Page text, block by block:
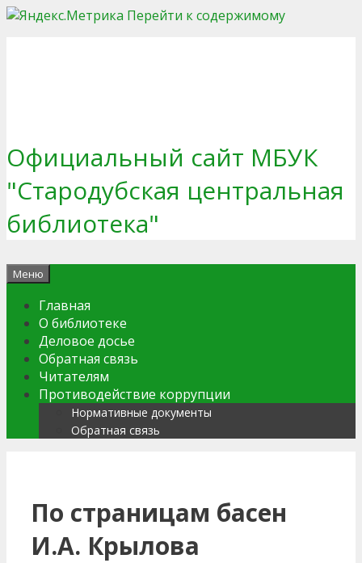
Перейти к содержимому
Официальный сайт МБУК
"Стародубская центральная
библиотека"
Меню
Главная
О библиотеке
Деловое досье
Обратная связь
Читателям
Противодействие коррупции
Нормативные документы
Обратная связь
По страницам басен
И.А. Крылова